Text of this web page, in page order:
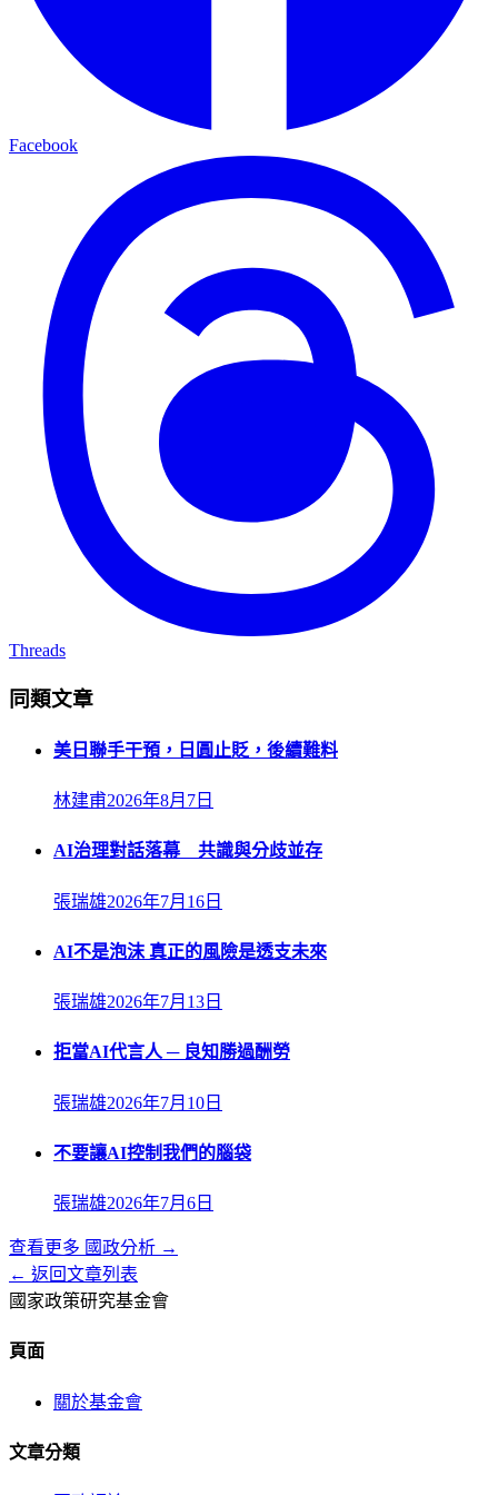
Facebook
Threads
同類文章
美日聯手干預，日圓止貶，後續難料
林建甫2026年8月7日
AI治理對話落幕 共識與分歧並存
張瑞雄2026年7月16日
AI不是泡沫 真正的風險是透支未來
張瑞雄2026年7月13日
拒當AI代言人 ─ 良知勝過酬勞
張瑞雄2026年7月10日
不要讓AI控制我們的腦袋
張瑞雄2026年7月6日
查看更多 國政分析 →
← 返回文章列表
國家政策研究基金會
頁面
關於基金會
文章分類